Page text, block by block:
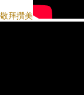
敬拜攢美